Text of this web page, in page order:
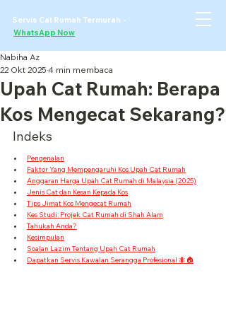
Servis Cat Rumah Termurah ·
WhatsApp Now
Upah Cat Rumah: Berapa
Kos Mengecat Sekarang?
Nabiha Az
22 Okt 2025 4 min membaca
Indeks
Pengenalan
Faktor Yang Mempengaruhi Kos Upah Cat Rumah
Anggaran Harga Upah Cat Rumah di Malaysia (2025)
Jenis Cat dan Kesan Kepada Kos
Tips Jimat Kos Mengecat Rumah
Kes Studi: Projek Cat Rumah di Shah Alam
Tahukah Anda?
Kesimpulan
Soalan Lazim Tentang Upah Cat Rumah
Dapatkan Servis Kawalan Serangga Profesional 🐜🏠